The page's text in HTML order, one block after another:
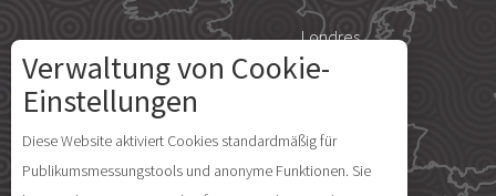
Beschreibung
Londres
Île d'Yeu
Verwaltung von Cookie-
Einstellungen
Diese Website aktiviert Cookies standardmäßig für
Publikumsmessungstools und anonyme Funktionen. Sie